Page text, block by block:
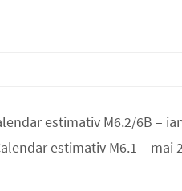
estimativ M6.2/6B –
estimativ M6.1 –